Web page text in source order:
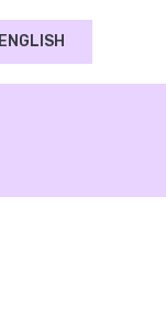
ENGLISH